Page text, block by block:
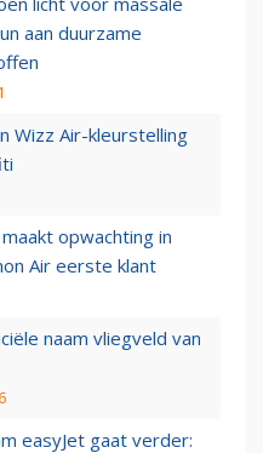
aan duurzame
Wizz Air-kleurstelling
opwachting in
Air eerste klant
naam vliegveld van
easyJet gaat verder: